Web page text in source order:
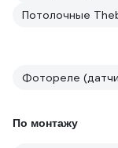
Потолочные
Фотореле
По монтажу